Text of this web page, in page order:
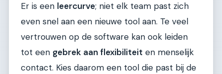
Er is een leercurve; niet elk team past zich
even snel aan een nieuwe tool aan. Te veel
vertrouwen op de software kan ook leiden
tot een gebrek aan flexibiliteit en menselijk
contact. Kies daarom een tool die past bij de